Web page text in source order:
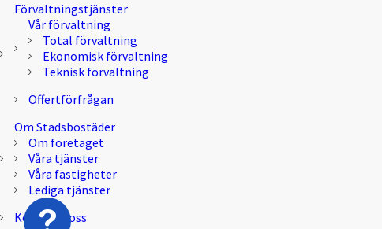
Förvaltningstjänster
Vår förvaltning
Total förvaltning
Ekonomisk förvaltning
Teknisk förvaltning
Offertförfrågan
Om Stadsbostäder
Om företaget
Våra tjänster
Våra fastigheter
Lediga tjänster
Kontakta oss